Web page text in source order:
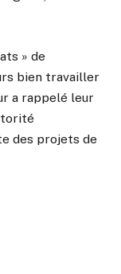
» de
bien travailler
a rappelé leur
des projets de